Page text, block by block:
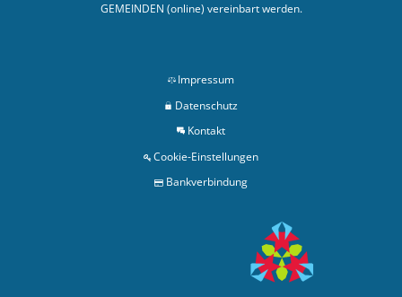
GEMEINDEN (online) vereinbart werden.
Impressum
Datenschutz
Kontakt
Cookie-Einstellungen
Bankverbindung